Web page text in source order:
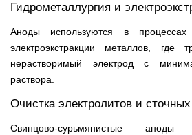
Гидрометаллургия и
Аноды используются в процессах
электроэкстракции металлов, где
нерастворимый электрод с
раствора.
Очистка электролитов и
Свинцово-сурьмянистые